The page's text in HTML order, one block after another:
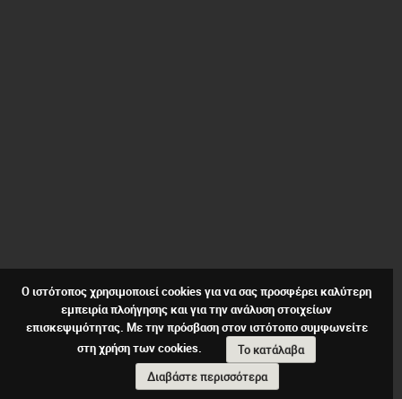
Ο ιστότοπος χρησιμοποιεί cookies για να σας προσφέρει καλύτερη
εμπειρία πλοήγησης και για την ανάλυση στοιχείων
επισκεψιμότητας. Με την πρόσβαση στον ιστότοπο συμφωνείτε
στη χρήση των cookies.
Το κατάλαβα
Διαβάστε περισσότερα